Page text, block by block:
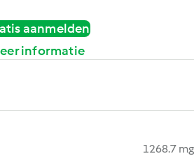
aanmelden
informatie
1268.7 mg